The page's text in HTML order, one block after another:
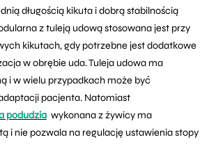
długością kikuta i dobrą stabilnością
z tuleją udową stosowana jest przy
kikutach, gdy potrzebne jest dodatkowe
w obrębie uda. Tuleja udowa ma
i w wielu przypadkach może być
pacjenta. Natomiast
podudzia wykonana z żywicy ma
i nie pozwala na regulację ustawienia stopy